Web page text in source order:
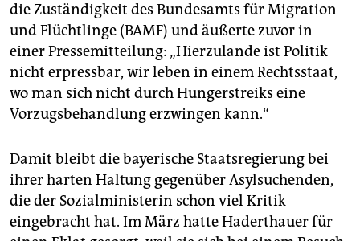
die Zuständigkeit des Bundesamts für Migration
und Flüchtlinge (BAMF) und äußerte zuvor in
einer Pressemitteilung: „Hierzulande ist Politik
nicht erpressbar, wir leben in einem Rechtsstaat,
wo man sich nicht durch Hungerstreiks eine
Vorzugsbehandlung erzwingen kann.“
Damit bleibt die bayerische Staatsregierung bei
ihrer harten Haltung gegenüber Asylsuchenden,
die der Sozialministerin schon viel Kritik
eingebracht hat. Im März hatte Haderthauer für